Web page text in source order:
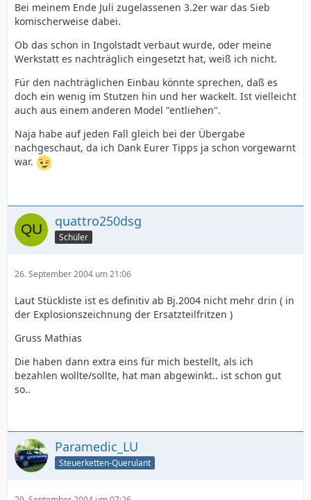
Bei meinem Ende Juli zugelassenen 3.2er war das Sieb
komischerweise dabei.
Ob das schon in Ingolstadt verbaut wurde, oder meine
Werkstatt es nachträglich eingesetzt hat, weiß ich nicht.
Für den nachträglichen Einbau könnte sprechen, daß es
doch ein wenig im Stutzen hin und her wackelt. Ist vielleicht
auch aus einem anderen Model "entliehen".
Naja habe auf jeden Fall gleich bei der Übergabe
nachgeschaut, da ich Dank Eurer Tipps ja schon vorgewarnt
war.
quattro250dsg
Schüler
26. September 2004 um 21:06
Laut Stückliste ist es definitiv ab Bj.2004 nicht mehr drin ( in
der Explosionszeichnung der Ersatzteilfritzen )
Gruss Mathias
Die haben dann extra eins für mich bestellt, als ich
bezahlen wollte/sollte, hat man abgewinkt.. ist schon gut
so..
Paramedic_LU
Steuerketten-Querulant